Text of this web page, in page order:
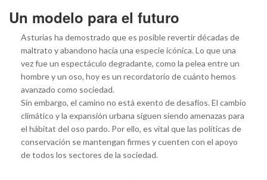
Un modelo para el futuro
Asturias ha demostrado que es posible revertir décadas de
maltrato y abandono hacia una especie icónica. Lo que una
vez fue un espectáculo degradante, como la pelea entre un
hombre y un oso, hoy es un recordatorio de cuánto hemos
avanzado como sociedad.
Sin embargo, el camino no está exento de desafíos. El cambio
climático y la expansión urbana siguen siendo amenazas para
el hábitat del oso pardo. Por ello, es vital que las políticas de
conservación se mantengan firmes y cuenten con el apoyo
de todos los sectores de la sociedad.